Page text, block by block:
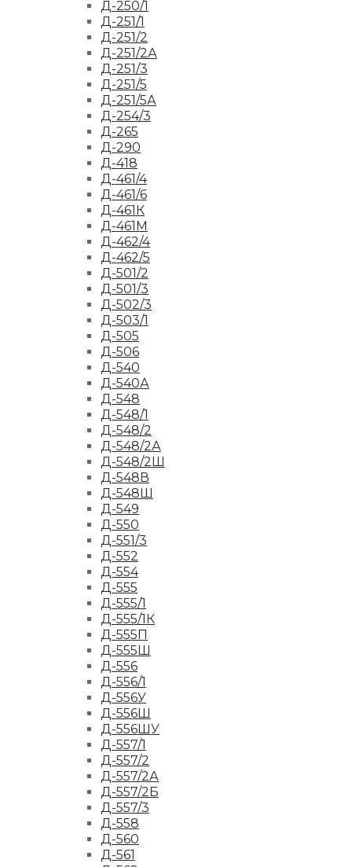
Д-250/1
Д-251/1
Д-251/2
Д-251/2А
Д-251/3
Д-251/5
Д-251/5А
Д-254/3
Д-265
Д-290
Д-418
Д-461/4
Д-461/6
Д-461К
Д-461М
Д-462/4
Д-462/5
Д-501/2
Д-501/3
Д-502/3
Д-503/1
Д-505
Д-506
Д-540
Д-540А
Д-548
Д-548/1
Д-548/2
Д-548/2А
Д-548/2Ш
Д-548В
Д-548Ш
Д-549
Д-550
Д-551/3
Д-552
Д-554
Д-555
Д-555/1
Д-555/1К
Д-555П
Д-555Ш
Д-556
Д-556/1
Д-556У
Д-556Ш
Д-556ШУ
Д-557/1
Д-557/2
Д-557/2А
Д-557/2Б
Д-557/3
Д-558
Д-560
Д-561